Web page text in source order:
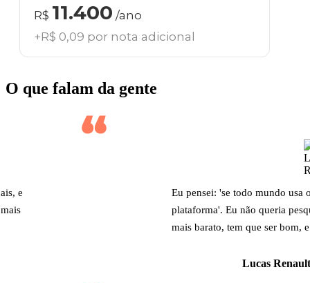
R$ 11.400 /ano
+R$ 0,09 por nota adicional
O que falam da gente
e
Eu pensei: 'se todo mundo usa
plataforma'. Eu não queria
mais barato, tem que ser bom,
Lucas